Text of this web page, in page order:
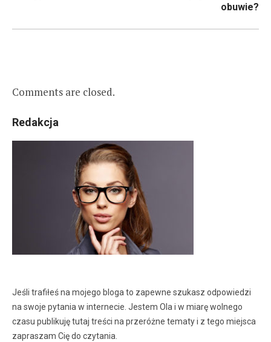
obuwie?
Comments are closed.
Redakcja
Jeśli trafiłeś na mojego bloga to zapewne szukasz odpowiedzi
na swoje pytania w internecie. Jestem Ola i w miarę wolnego
czasu publikuję tutaj treści na przeróżne tematy i z tego miejsca
zapraszam Cię do czytania.